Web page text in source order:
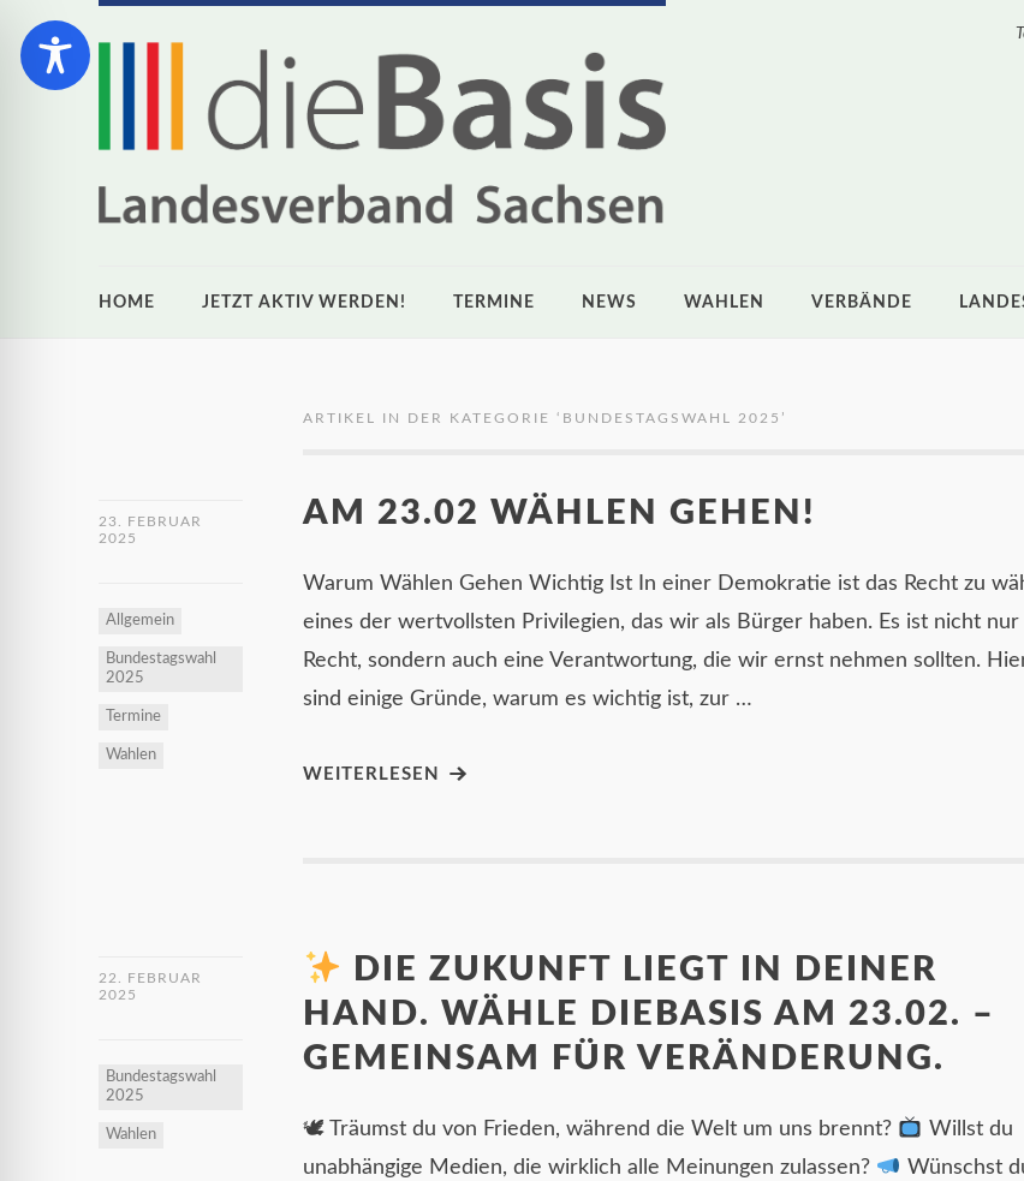
HOME JETZT AKTIV WERDEN! TERMINE NEWS WAHLEN VERBÄNDE
ARTIKEL IN DER KATEGORIE ‘ BUNDESTAGSWAHL 2025 ’
23. FEBRUAR
2025
Allgemein
Bundestagswahl
2025
Termine
Wahlen
AM 23.02 WÄHLEN GEHEN!
Warum Wählen Gehen Wichtig Ist In einer Demokratie ist das Recht zu
eines der wertvollsten Privilegien, das wir als Bürger haben. Es ist nicht nur
Recht, sondern auch eine Verantwortung, die wir ernst nehmen sollten.
sind einige Gründe, warum es wichtig ist, zur …
WEITERLESEN
22. FEBRUAR
2025
Bundestagswahl
2025
Wahlen
DIE ZUKUNFT LIEGT IN DEINER
HAND. WÄHLE DIEBASIS AM 23.02. –
GEMEINSAM FÜR VERÄNDERUNG.
🕊 Träumst du von Frieden, während die Welt um uns brennt?
Willst du
unabhängige Medien, die wirklich alle Meinungen zulassen?
Wünschst